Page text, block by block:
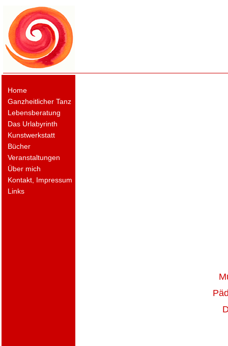
Home
Ganzheitlicher Tanz
Lebensberatung
Das Urlabyrinth
Kunstwerkstatt
Bücher
Veranstaltungen
Über mich
Kontakt, Impressum
Links